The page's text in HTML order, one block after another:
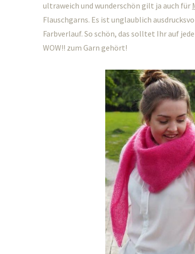
ultraweich und wunderschön gilt ja auch für
Flauschgarns. Es ist unglaublich
Farbverlauf. So schön, das solltet Ihr auf
WOW!! zum Garn gehört!